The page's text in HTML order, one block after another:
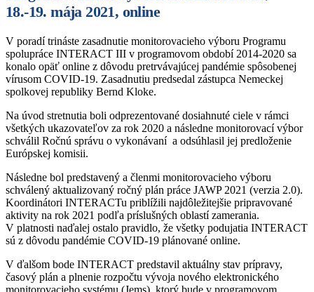
18.-19. mája 2021, online
V poradí trináste zasadnutie monitorovacieho výboru Programu
spolupráce INTERACT III v programovom období 2014-2020 sa
konalo opäť online z dôvodu pretrvávajúcej pandémie spôsobenej
vírusom COVID-19. Zasadnutiu predsedal zástupca Nemeckej
spolkovej republiky Bernd Kloke.
Na úvod stretnutia boli odprezentované dosiahnuté ciele v rámci
všetkých ukazovateľov za rok 2020 a následne monitorovací výbor
schválil Ročnú správu o vykonávaní a odsúhlasil jej predloženie
Európskej komisii.
Následne bol predstavený a členmi monitorovacieho výboru
schválený aktualizovaný ročný plán práce JAWP 2021 (verzia 2.0).
Koordinátori INTERACTu priblížili najdôležitejšie pripravované
aktivity na rok 2021 podľa príslušných oblastí zamerania.
V platnosti naďalej ostalo pravidlo, že všetky podujatia INTERACT
sú z dôvodu pandémie COVID-19 plánované online.
V ďalšom bode INTERACT predstavil aktuálny stav prípravy,
časový plán a plnenie rozpočtu vývoja nového elektronického
monitorovacieho systému (Jems), ktorý bude v programovom